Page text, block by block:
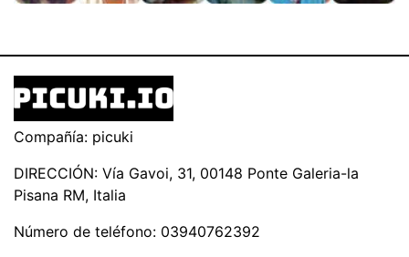
Compañía: picuki
DIRECCIÓN: Vía Gavoi, 31, 00148 Ponte Galeria-la
Pisana RM, Italia
Número de teléfono: 03940762392